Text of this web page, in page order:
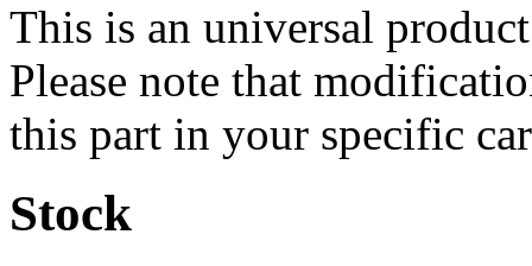
This is an universal
Please note that
this part in your specific
Stock